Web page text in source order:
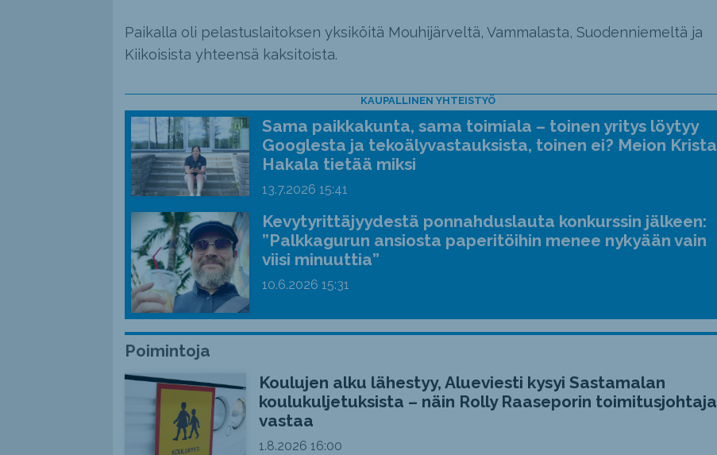
Paikalla oli pelastuslaitoksen yksiköitä Mouhijärveltä, Vammalasta, Suodenniemeltä ja
Kiikoisista yhteensä kaksitoista.
KAUPALLINEN YHTEISTYÖ
Sama paikkakunta, sama toimiala – toinen yritys löytyy
Googlesta ja tekoälyvastauksista, toinen ei? Meion Krista
Hakala tietää miksi
13.7.2026 15:41
Kevytyrittäjyydestä ponnahduslauta konkurssin jälkeen:
”Palkkagurun ansiosta paperitöihin menee nykyään vain
viisi minuuttia”
10.6.2026 15:31
Poimintoja
Koulujen alku lähestyy, Alueviesti kysyi Sastamalan
koulukuljetuksista – näin Rolly Raaseporin toimitusjohtaja
vastaa
1.8.2026 16:00